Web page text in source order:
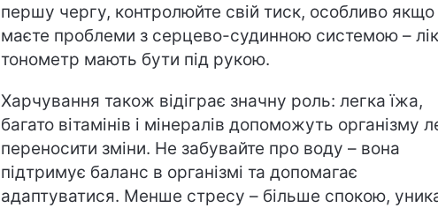
першу чергу, контролюйте свій тиск, особливо якщо
маєте проблеми з серцево-судинною системою –
тонометр мають бути під рукою.
Харчування також відіграє значну роль: легка їжа,
багато вітамінів і мінералів допоможуть організму
переносити зміни. Не забувайте про воду – вона
підтримує баланс в організмі та допомагає
адаптуватися. Менше стресу – більше спокою,